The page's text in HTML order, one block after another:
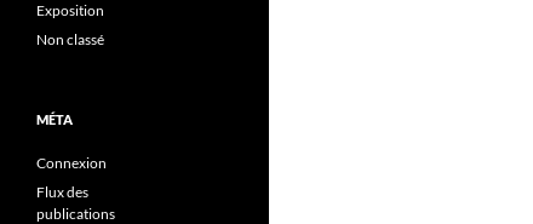
Exposition
Non classé
MÉTA
Connexion
Flux des
publications